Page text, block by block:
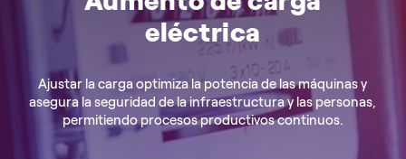
eléctrica
Ajustar la carga optimiza la potencia de las máquinas y
asegura la seguridad de la infraestructura y las personas,
permitiendo procesos productivos continuos.